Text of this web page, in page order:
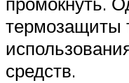
термозащиты
средств.